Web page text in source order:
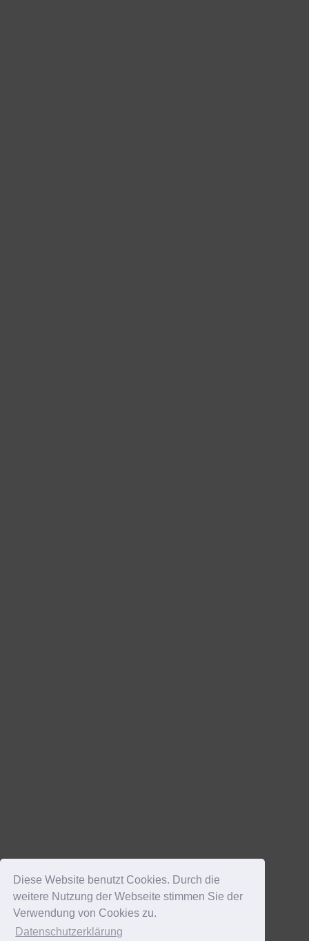
Diese Website benutzt Cookies. Durch die
weitere Nutzung der Webseite stimmen Sie der
Verwendung von Cookies zu.
Datenschutzerklärung